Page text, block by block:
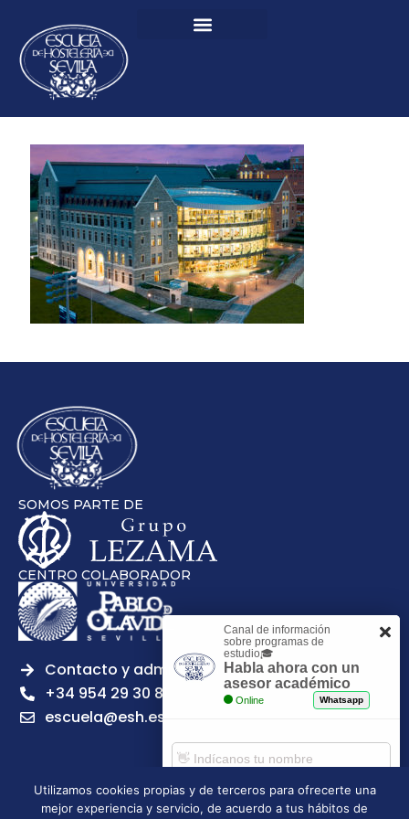
SOMOS PARTE DE
CENTRO COLABORADOR
Contacto y admisiones
+34 954 29 30 81
escuela@esh.es
Aviso legal Política de Privacidad Política de Cookies
Utilizamos cookies propias y de terceros para ofrecerte una
mejor experiencia y servicio, de acuerdo a tus hábitos de
Canal de información
sobre programas de
estudio🎓
Habla ahora con un
asesor académico
Online Whatsapp